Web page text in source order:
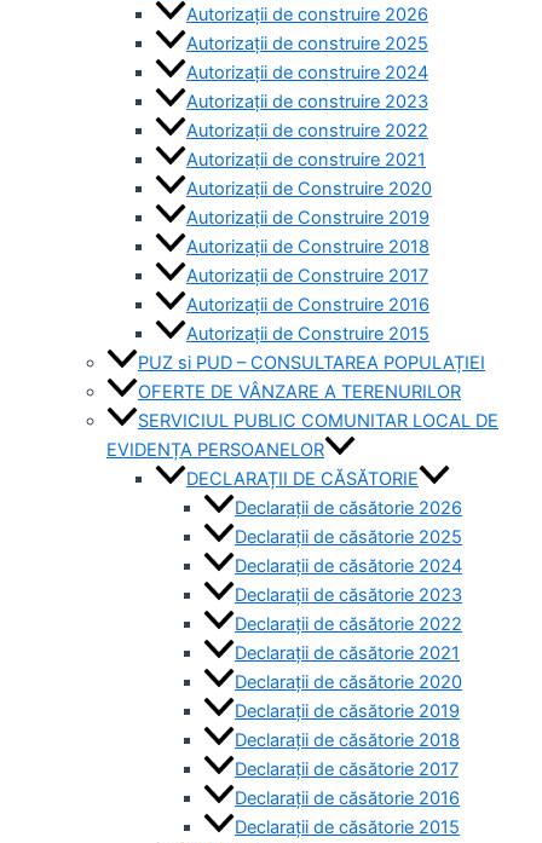
Autorizații de construire 2026
Autorizații de construire 2025
Autorizații de construire 2024
Autorizații de construire 2023
Autorizații de construire 2022
Autorizații de construire 2021
Autorizații de Construire 2020
Autorizații de Construire 2019
Autorizaţii de Construire 2018
Autorizaţii de Construire 2017
Autorizaţii de Construire 2016
Autorizaţii de Construire 2015
PUZ si PUD – CONSULTAREA POPULAȚIEI
OFERTE DE VÂNZARE A TERENURILOR
SERVICIUL PUBLIC COMUNITAR LOCAL DE
EVIDENȚA PERSOANELOR
DECLARAȚII DE CĂSĂTORIE
Declarații de căsătorie 2026
Declarații de căsătorie 2025
Declarații de căsătorie 2024
Declarații de căsătorie 2023
Declarații de căsătorie 2022
Declarații de căsătorie 2021
Declarații de căsătorie 2020
Declarații de căsătorie 2019
Declarații de căsătorie 2018
Declarații de căsătorie 2017
Declarații de căsătorie 2016
Declarații de căsătorie 2015